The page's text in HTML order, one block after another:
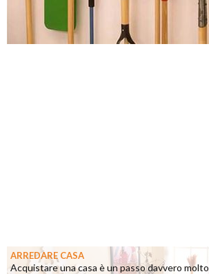
ARREDARE CASA
Acquistare una casa è un passo davvero molto